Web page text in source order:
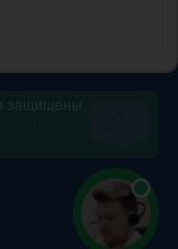
защищены.